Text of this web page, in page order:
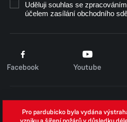
Uděluji souhlas se
účelem zasílání obchodního
Facebook Youtube
Pro pardubicko byla vydána